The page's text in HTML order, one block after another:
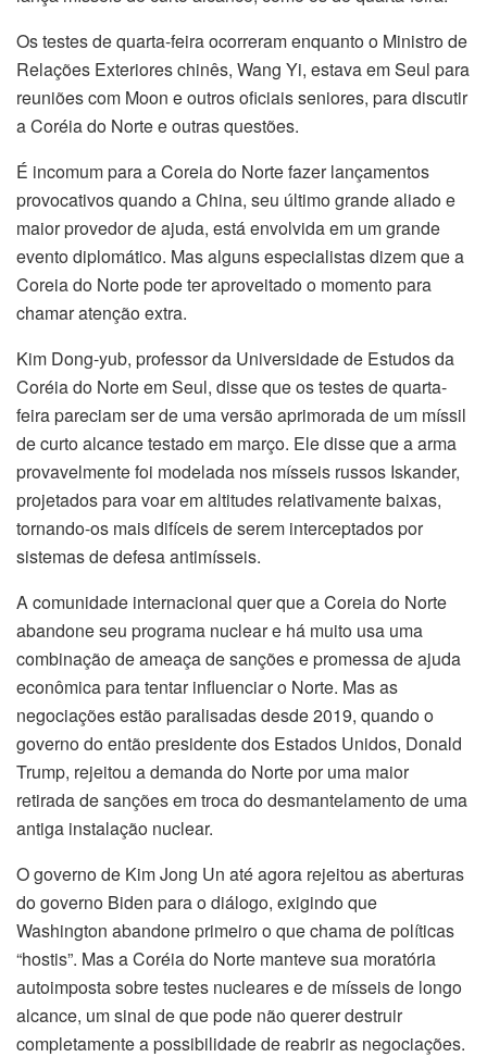
Os testes de quarta-feira ocorreram enquanto o Ministro de
Relações Exteriores chinês, Wang Yi, estava em Seul para
reuniões com Moon e outros oficiais seniores, para discutir
a Coréia do Norte e outras questões.
É incomum para a Coreia do Norte fazer lançamentos
provocativos quando a China, seu último grande aliado e
maior provedor de ajuda, está envolvida em um grande
evento diplomático. Mas alguns especialistas dizem que a
Coreia do Norte pode ter aproveitado o momento para
chamar atenção extra.
Kim Dong-yub, professor da Universidade de Estudos da
Coréia do Norte em Seul, disse que os testes de quarta-
feira pareciam ser de uma versão aprimorada de um míssil
de curto alcance testado em março. Ele disse que a arma
provavelmente foi modelada nos mísseis russos Iskander,
projetados para voar em altitudes relativamente baixas,
tornando-os mais difíceis de serem interceptados por
sistemas de defesa antimísseis.
A comunidade internacional quer que a Coreia do Norte
abandone seu programa nuclear e há muito usa uma
combinação de ameaça de sanções e promessa de ajuda
econômica para tentar influenciar o Norte. Mas as
negociações estão paralisadas desde 2019, quando o
governo do então presidente dos Estados Unidos, Donald
Trump, rejeitou a demanda do Norte por uma maior
retirada de sanções em troca do desmantelamento de uma
antiga instalação nuclear.
O governo de Kim Jong Un até agora rejeitou as aberturas
do governo Biden para o diálogo, exigindo que
Washington abandone primeiro o que chama de políticas
“hostis”. Mas a Coréia do Norte manteve sua moratória
autoimposta sobre testes nucleares e de mísseis de longo
alcance, um sinal de que pode não querer destruir
completamente a possibilidade de reabrir as negociações.